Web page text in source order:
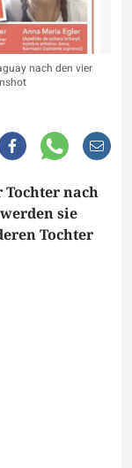
nach den vier
nach
sie
Tochter